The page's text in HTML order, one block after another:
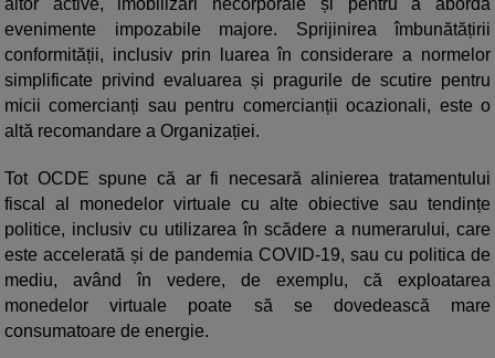
altor active, imobilizări necorporale și pentru a aborda
evenimente impozabile majore. Sprijinirea îmbunătățirii
conformității, inclusiv prin luarea în considerare a normelor
simplificate privind evaluarea și pragurile de scutire pentru
micii comercianți sau pentru comercianții ocazionali, este o
altă recomandare a Organizației.
Tot OCDE spune că ar fi necesară alinierea tratamentului
fiscal al monedelor virtuale cu alte obiective sau tendințe
politice, inclusiv cu utilizarea în scădere a numerarului, care
este accelerată și de pandemia COVID-19, sau cu politica de
mediu, având în vedere, de exemplu, că exploatarea
monedelor virtuale poate să se dovedească mare
consumatoare de energie.